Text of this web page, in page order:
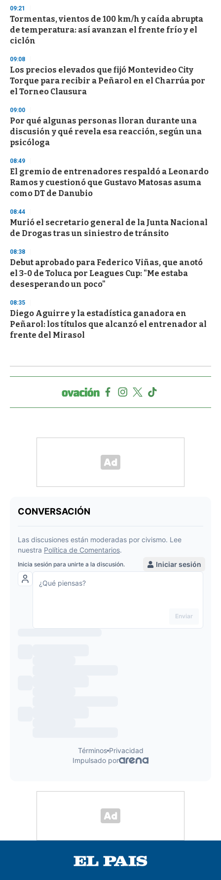
s
e
c
o
n
09:21
Tormentas, vientos de 100 km/h y caída abrupta
de temperatura: así avanzan el frente frío y el
ciclón
09:08
Los precios elevados que fijó Montevideo City
Torque para recibir a Peñarol en el Charrúa por
el Torneo Clausura
09:00
Por qué algunas personas lloran durante una
discusión y qué revela esa reacción, según una
psicóloga
08:49
El gremio de entrenadores respaldó a Leonardo
Ramos y cuestionó que Gustavo Matosas asuma
como DT de Danubio
08:44
Murió el secretario general de la Junta Nacional
de Drogas tras un siniestro de tránsito
08:38
Debut aprobado para Federico Viñas, que anotó
el 3-0 de Toluca por Leagues Cup: "Me estaba
desesperando un poco"
08:35
Diego Aguirre y la estadística ganadora en
Peñarol: los títulos que alcanzó el entrenador al
frente del Mirasol